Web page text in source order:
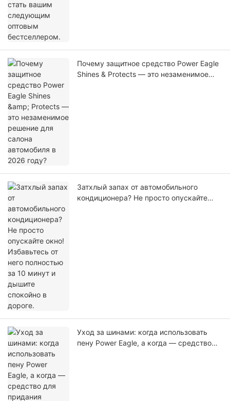
Почему защитное средство Power Eagle
Shines & Protects — это незаменимое
Затхлый запах от автомобильного
кондиционера? Не просто опускайте
Уход за шинами: когда использовать
пену Power Eagle, а когда — средство